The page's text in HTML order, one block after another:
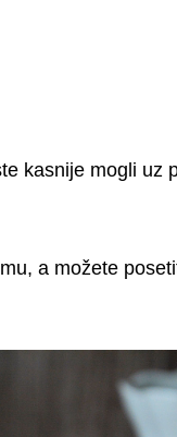
kasnije mogli uz
a možete